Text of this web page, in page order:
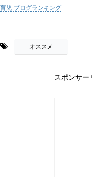
育児 ブログランキング
オススメ
スポンサー